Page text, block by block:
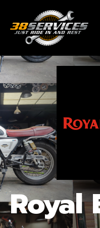
Royal